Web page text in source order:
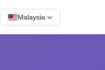
Malaysia